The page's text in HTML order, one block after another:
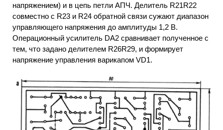
напряжением) и в цепь петли АПЧ. Делитель R21R22
совместно с R23 и R24 обратной связи сужают диапазон
управляющего напряжения до амплитуды 1,2 В.
Операционный усилитель DA2 сравнивает полученное с
тем, что задано делителем R26R29, и формирует
напряжение управления варикапом VD1.